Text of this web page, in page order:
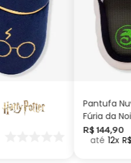
P
Pantufa
Fúria da
Como
seu Dragão
R$ 144,90
12 R$